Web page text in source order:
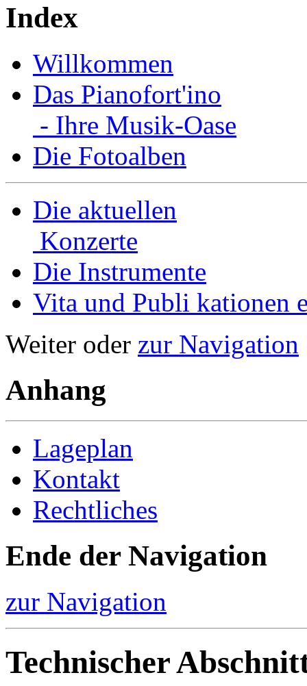
Index
Willkommen
Das Pianofort'ino
- Ihre Musik-Oase
Die Fotoalben
Die aktuellen
Konzerte
Die Instrumente
Vita und Publi­ kationen
Weiter oder zur Navigation
Anhang
Lageplan
Kontakt
Rechtliches
Ende der Navigation
zur Navigation
Technischer